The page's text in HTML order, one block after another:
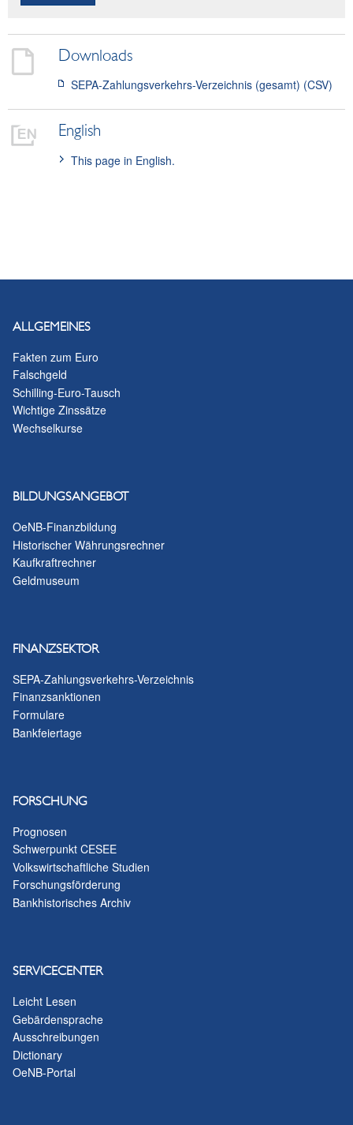
Downloads
SEPA-Zahlungsverkehrs-Verzeichnis (gesamt) (CSV)
English
This page in English.
ALLGEMEINES
Fakten zum Euro
Falschgeld
Schilling-Euro-Tausch
Wichtige Zinssätze
Wechselkurse
BILDUNGSANGEBOT
OeNB-Finanzbildung
Historischer Währungsrechner
Kaufkraftrechner
Geldmuseum
FINANZSEKTOR
SEPA-Zahlungsverkehrs-Verzeichnis
Finanzsanktionen
Formulare
Bankfeiertage
FORSCHUNG
Prognosen
Schwerpunkt CESEE
Volkswirtschaftliche Studien
Forschungsförderung
Bankhistorisches Archiv
SERVICECENTER
Leicht Lesen
Gebärdensprache
Ausschreibungen
Dictionary
OeNB-Portal